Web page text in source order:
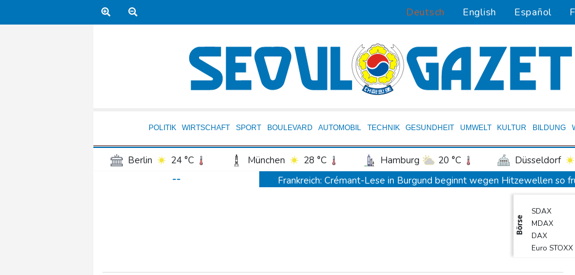
Deutsch English Español
POLITIK WIRTSCHAFT SPORT BOULEVARD AUTOMOBIL TECHNIK GESUNDHEIT UMWELT KULTUR BILDUNG
Berlin 24 °C München 28 °C Hamburg 20 °C Düsseldorf
Frankfurt am Main
Potsdam 23 °C Leipzig 24 °C
Bremen
Wien
--
Frankreich: Crémant-Lese in Burgund beginnt wegen Hitzewellen so
Brand in
Verkehrsminister Bilger verteidigt Aussetzung von Sonntagsfahrverbot
Maextro S800: Chinas Luxusangriff auf Maybach und S-Klasse
Börse
SDAX
MDAX
DAX
Euro
Goldpreis